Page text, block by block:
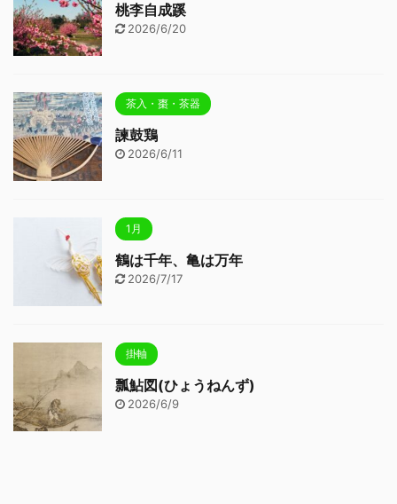
桃李自成蹊
2026/6/20
茶入・棗・茶器
諫鼓鶏
2026/6/11
1月
鶴は千年、亀は万年
2026/7/17
掛軸
瓢鮎図(ひょうねんず)
2026/6/9